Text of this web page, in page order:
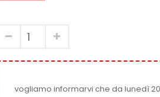
vogliamo informarvi che da lunedì